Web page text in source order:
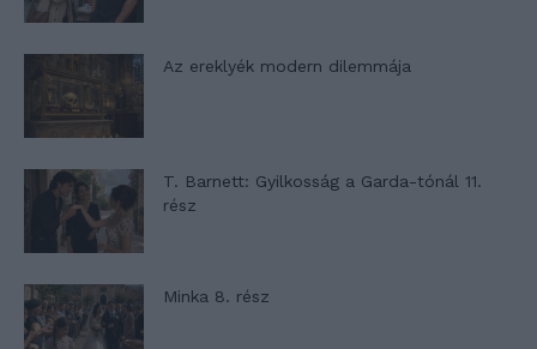
Az ereklyék modern dilemmája
T. Barnett: Gyilkosság a Garda-tónál 11.
rész
Minka 8. rész